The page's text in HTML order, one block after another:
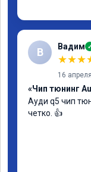
В Вадим ✓
★★★
16
«Чип тюнинг
Ауди q5 чип
четко. 👍